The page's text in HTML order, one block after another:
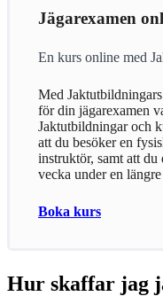
Jägarexamen
En kurs online med
Med
för din jägarexamen
Jaktutbildningar och
att du besöker en
instruktör, samt att
vecka under en
Boka kurs
Hur skaffar jag